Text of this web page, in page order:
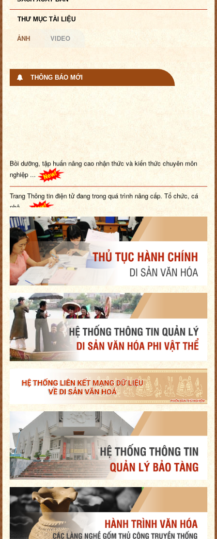
THƯ MỤC TÀI LIỆU
ẢNH VIDEO
THÔNG BÁO MỚI
Bồi dưỡng, tập huấn nâng cao nhận thức và kiến thức chuyên môn
nghiệp ...
Trang Thông tin điện tử đang trong quá trình nâng cấp. Tổ chức, cá
nhâ...